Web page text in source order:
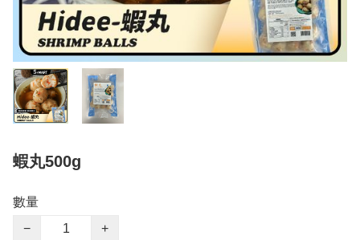
蝦丸500g
數量
−
+